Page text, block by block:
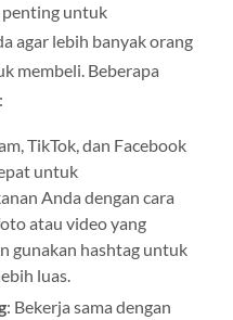
penting untuk
agar lebih banyak orang
membeli. Beberapa
TikTok, dan Facebook
untuk
Anda dengan cara
atau video yang
gunakan hashtag untuk
luas.
: Bekerja sama dengan